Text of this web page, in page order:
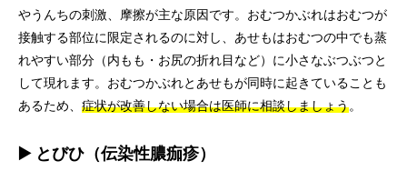
やうんちの刺激、摩擦が主な原因です。おむつかぶれはおむつが
接触する部位に限定されるのに対し、あせもはおむつの中でも蒸
れやすい部分（内もも・お尻の折れ目など）に小さなぶつぶつと
して現れます。おむつかぶれとあせもが同時に起きていることも
あるため、 症状が改善しない場合は医師に相談しましょう。
▶️ とびひ（伝染性膿痂疹）